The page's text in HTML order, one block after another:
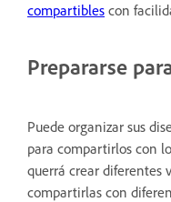
compartibles con
Prepararse
Puede organizar sus
para compartirlos con
querrá crear diferentes
compartirlas con